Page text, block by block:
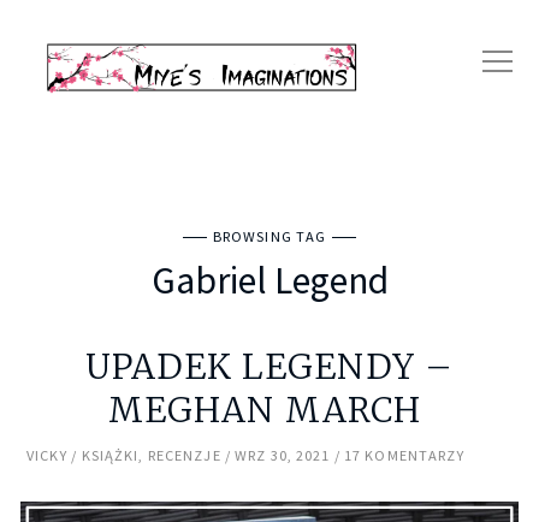
BROWSING TAG
Gabriel Legend
UPADEK LEGENDY –
MEGHAN MARCH
VICKY KSIĄŻKI RECENZJE WRZ 30, 2021 17 KOMENTARZY